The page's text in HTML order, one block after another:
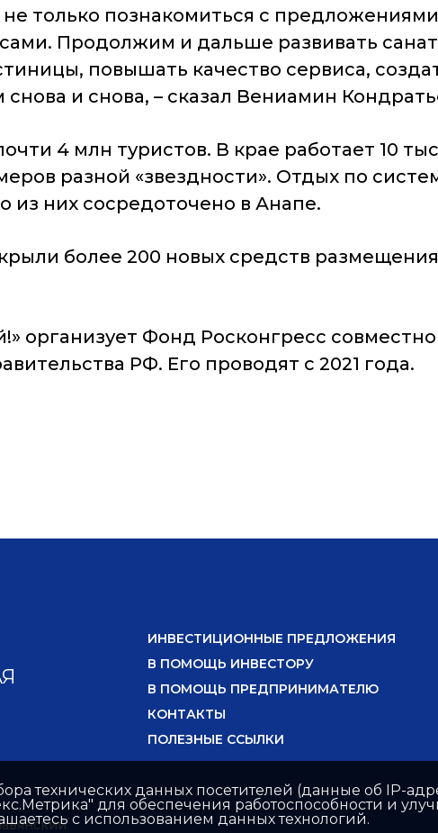
только познакомиться с
Продолжим и дальше развивать
повышать качество сервиса,
и снова, – сказал Вениамин
4 млн туристов. В крае работает 10
разной «звездности». Отдых по
из них сосредоточено в Анапе.
более 200 новых средств
организует Фонд Росконгресс
РФ. Его проводят с 2021 года.
ИНВЕСТИЦИОННЫЕ ПРЕДЛОЖЕНИЯ
В ПОМОЩЬ ИНВЕСТОРУ
В ПОМОЩЬ ПРЕДПРИНИМАТЕЛЮ
КОНТАКТЫ
ПОЛЕЗНЫЕ ССЫЛКИ
технических данных посетителей (данные об IP-
для обеспечения работоспособности и
с использованием данных технологий.